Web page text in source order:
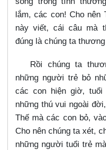
lắm, các con! Cho nên
này viết, cái câu mà
đúng là chúng ta
Rồi chúng ta
những người trẻ bỏ
các con hiện giờ,
những thú vui ngoài
Thế mà các con bỏ,
Cho nên chúng ta xét,
những người tuổi trẻ